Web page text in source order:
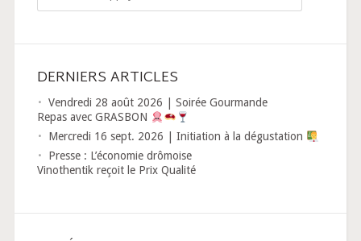
DERNIERS ARTICLES
Vendredi 28 août 2026 | Soirée Gourmande
Repas avec GRASBON
Mercredi 16 sept. 2026 | Initiation à la dégustation
Presse : L’économie drômoise
Vinothentik reçoit le Prix Qualité